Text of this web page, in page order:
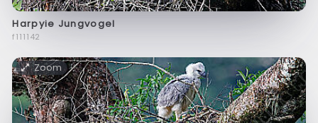
Harpyie Jungvogel
f111142
Zoom